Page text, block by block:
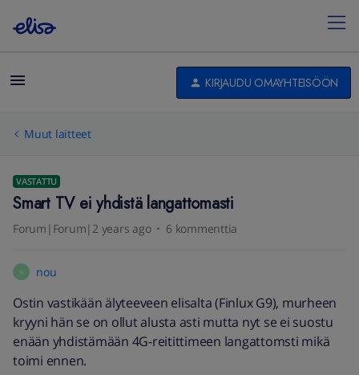
KIRJAUDU OMAYHTEISÖÖN
Muut laitteet
VASTATTU
Smart TV ei yhdistä langattomasti
Forum|Forum|2 years ago 6 kommenttia
N nou
Ostin vastikään älyteeveen elisalta (Finlux G9), murheen
kryyni hän se on ollut alusta asti mutta nyt se ei suostu
enään yhdistämään 4G-reitittimeen langattomsti mikä
toimi ennen.